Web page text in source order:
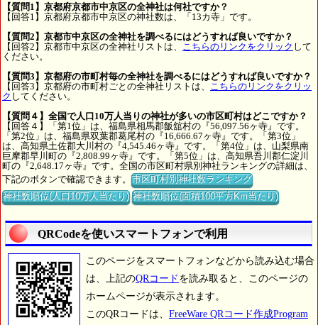
【質問1】京都府京都市中京区の全神社は何社ですか？
【回答1】京都府京都市中京区の神社数は、「13カ寺」です。
【質問2】京都市中京区の全神社を調べるにはどうすれば良いですか？
【回答2】京都市中京区の全神社リストは、
こちらのリンクをクリック して
ください。
【質問3】京都府の市町村毎の全神社を調べるにはどうすれば良いですか？
【回答3】京都府の市町村ごとの全神社リストは、
こちらのリンクをクリッ
ク してください。
【質問４】全国で人口10万人当りの神社が多いの市区町村はどこですか？
【回答４】「第1位」は、福島県相馬郡飯舘村の『56,097.56ヶ寺』です。
「第2位」は、福島県双葉郡葛尾村の『16,666.67ヶ寺』です。「第3位」
は、高知県土佐郡大川村の『4,545.46ヶ寺』です。「第4位」は、山梨県南
巨摩郡早川町の『2,808.99ヶ寺』です。「第5位」は、高知県吾川郡仁淀川
町の『2,648.17ヶ寺』です。全国の市区町村県別神社ランキングの詳細は、
下記のボタンで確認できます。市区町村別神社数ランキング
神社数順位(人口10万人当たり) 神社数順位(面積100平方Km当たり)
QRCodeを使いスマートフォンで利用
このページをスマートフォンなどから読み込む場合
は、上記のQRコード を読み取ると、このページの
ホームページが表示されます。
このQRコードは、 FreeWare QRコード作成Program